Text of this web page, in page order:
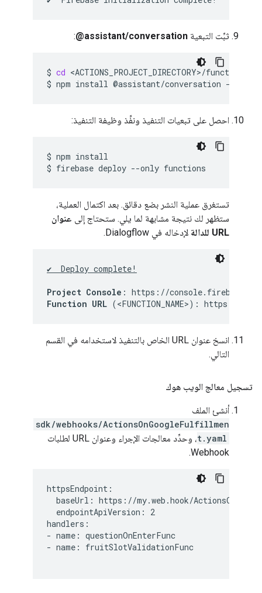
ثبِّت التبعية ‎@assistant/conversation
:
$ cd <ACTIONS_PROJECT_DIRECTORY>/functions
$ npm install @assistant/conversation
احصل على تبعيات التنفيذ ونفِّذ وظيفة التنفيذ:
$ npm install
$ firebase deploy --only
تستغرق عملية النشر بضع دقائق. بعد اكتمال العملية،
ستظهر لك نتيجة مشابهة لما يلي. ستحتاج إلى عنوان
URL للدالة
لإدخاله في Dialogflow.
✔  Deploy complete!
Project Console
Function URL
انسخ عنوان URL الخاص بالتنفيذ لاستخدامه في القسم
التالي.
تسجيل معالج الويب هوك
أنشئ الملف
sdk/webhooks/ActionsOnGoogleFulfillmen
t.yaml
، وحدِّد معالجات الإجراء وعنوان URL لطلبات
Webhook.
httpsEndpoint:
baseUrl: https://my.web.hook/
  endpointApiVersion: 2
handlers:
- name: questionOnEnterFunc
- name: fruitSlotValidationFunc